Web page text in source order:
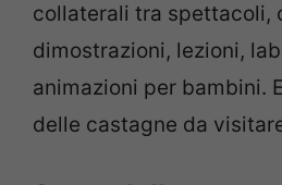
collaterali tra spettacoli,
dimostrazioni, lezioni,
animazioni per bambini.
delle castagne da